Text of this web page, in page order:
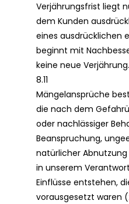
Verjährungsfrist liegt
dem Kunden
eines ausdrücklichen
beginnt mit
keine neue Verjährung.
8.11
Mängelansprüche
die nach dem
oder nachlässiger
Beanspruchung,
natürlicher
in unserem
Einflüsse entstehen,
vorausgesetzt waren